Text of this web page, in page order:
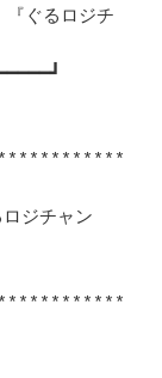
ぐるロジチ
ジチャン